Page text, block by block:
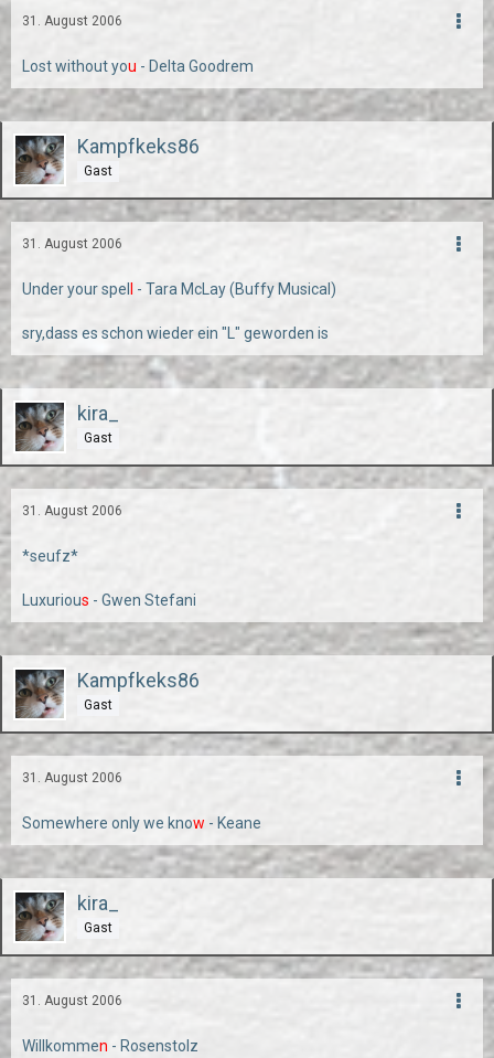
31. August 2006
Lost without you - Delta Goodrem
Kampfkeks86
Gast
31. August 2006
Under your spel - Tara McLay (Buffy Musical)
sry,dass es schon wieder ein "L" geworden is
kira_
Gast
31. August 2006
*seufz*
Luxurious - Gwen Stefani
Kampfkeks86
Gast
31. August 2006
Somewhere only we know - Keane
kira_
Gast
31. August 2006
Willkommen - Rosenstolz